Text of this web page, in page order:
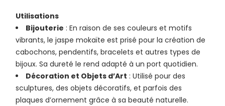
Utilisations
Bijouterie : En raison de ses couleurs et motifs
vibrants, le jaspe mokaïte est prisé pour la création de
cabochons, pendentifs, bracelets et autres types de
bijoux. Sa dureté le rend adapté à un port quotidien.
Décoration et Objets d’Art : Utilisé pour des
sculptures, des objets décoratifs, et parfois des
plaques d’ornement grâce à sa beauté naturelle.